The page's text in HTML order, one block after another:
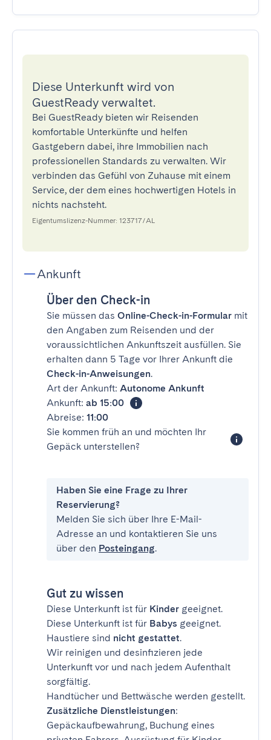
Diese Unterkunft wird von
GuestReady verwaltet.
Bei GuestReady bieten wir Reisenden
komfortable Unterkünfte und helfen
Gastgebern dabei, ihre Immobilien nach
professionellen Standards zu verwalten. Wir
verbinden das Gefühl von Zuhause mit einem
Service, der dem eines hochwertigen Hotels in
nichts nachsteht.
Eigentumslizenz-Nummer: 123717/AL
Ankunft
Über den Check-in
Sie müssen das Online-Check-in-Formular mit
den Angaben zum Reisenden und der
voraussichtlichen Ankunftszeit ausfüllen. Sie
erhalten dann 5 Tage vor Ihrer Ankunft die
Check-in-Anweisungen.
Art der Ankunft: Autonome Ankunft
Ankunft: ab 15:00
Abreise: 11:00
Sie kommen früh an und möchten Ihr
Gepäck unterstellen?
Haben Sie eine Frage zu Ihrer
Reservierung?
Melden Sie sich über Ihre E-Mail-
Adresse an und kontaktieren Sie uns
über den Posteingang.
Gut zu wissen
Diese Unterkunft ist für Kinder geeignet.
Diese Unterkunft ist für Babys geeignet.
Haustiere sind nicht gestattet.
Wir reinigen und desinfizieren jede
Unterkunft vor und nach jedem Aufenthalt
sorgfältig.
Handtücher und Bettwäsche werden gestellt.
Zusätzliche Dienstleistungen:
Gepäckaufbewahrung, Buchung eines